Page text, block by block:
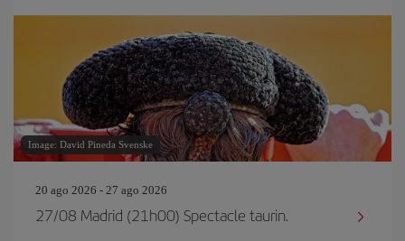
Image: David Pineda Svenske
20 ago 2026 - 27 ago 2026
27/08 Madrid (21h00) Spectacle taurin.